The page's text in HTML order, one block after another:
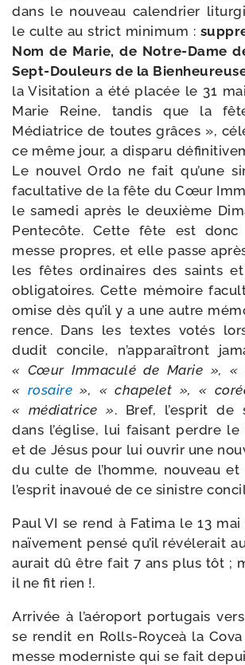
dans le nou­veau calen­drier
le culte au strict mini­mum :
Nom de Marie, de Notre-​Dame
Sept-​Douleurs de la
la Visitation a été pla­cée le 31
Marie Reine, tan­dis que la
Médiatrice de toutes grâces »,
ce même jour, a dis­pa­ru
Le nou­vel Ordo ne fait qu’une
facul­ta­tive de la fête du Cœur
le same­di après le deuxième
Pentecôte. Cette fête est
messe propres, et elle passe
les fêtes ordi­naires des saints
obli­ga­toires. Cette mémoire
omise dès qu’il y a une autre
rence. Dans les textes votés
dudit concile, n’ap­pa­raî­tront
« Cœur Immaculé de Marie », «
« rosaire », « cha­pe­let », «
« média­trice ». Bref, l’es­prit de
dans l’é­glise, lui fai­sant perdre
et de Jésus pour lui ouvrir une
du culte de l’homme, nou­veau
l’es­prit inavoué de ce sinistre
Paul VI se rend à Fatima le 13 mai
naï­ve­ment pen­sé qu’il révé­le­rait
aurait dû être fait 7 ans plus tôt ;
il ne fit rien !.
Arrivée à l’aé­ro­port por­tu­gais
se ren­dit en Rolls-​Royceà la
messe moder­niste qui se fait